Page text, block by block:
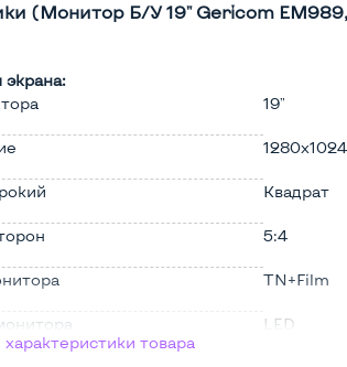
(Монитор Б/У 19" Gericom
экрана:
19"
1280x1024
Квадрат
5:4
TN+Film
LED
товара